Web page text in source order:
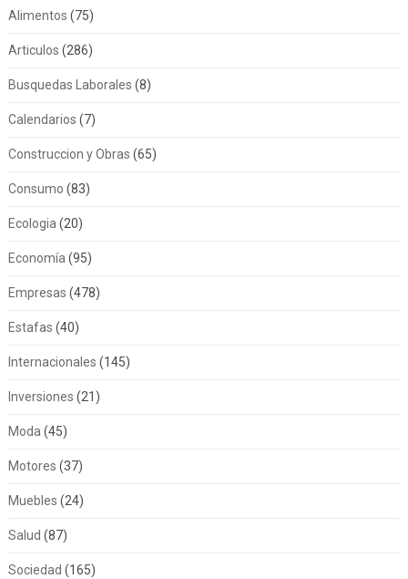
Alimentos (75)
Articulos (286)
Busquedas Laborales (8)
Calendarios (7)
Construccion y Obras (65)
Consumo (83)
Ecologia (20)
Economía (95)
Empresas (478)
Estafas (40)
Internacionales (145)
Inversiones (21)
Moda (45)
Motores (37)
Muebles (24)
Salud (87)
Sociedad (165)